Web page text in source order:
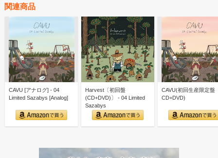
関連商品
CAVU [アナログ] - 04
Limited Sazabys [Analog]
Harvest〔初回盤
(CD+DVD)〕 - 04 Limited
Sazabys
CAVU(初回生産限定盤
CD+DVD)